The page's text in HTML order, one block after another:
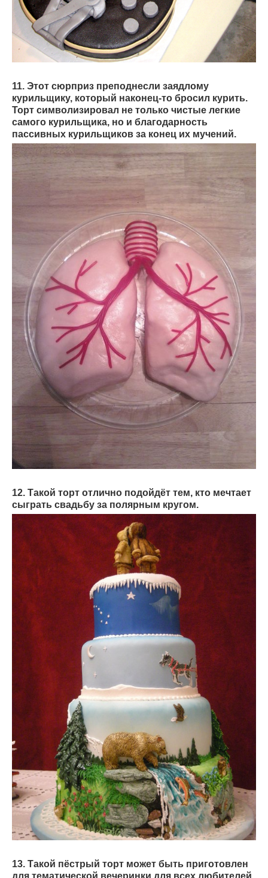
11. Этот сюрприз преподнесли заядлому
курильщику, который наконец-то бросил курить.
Торт символизировал не только чистые легкие
самого курильщика, но и благодарность
пассивных курильщиков за конец их мучений.
12. Такой торт отлично подойдёт тем, кто мечтает
сыграть свадьбу за полярным кругом.
13. Такой пёстрый торт может быть приготовлен
для тематической вечеринки для всех любителей